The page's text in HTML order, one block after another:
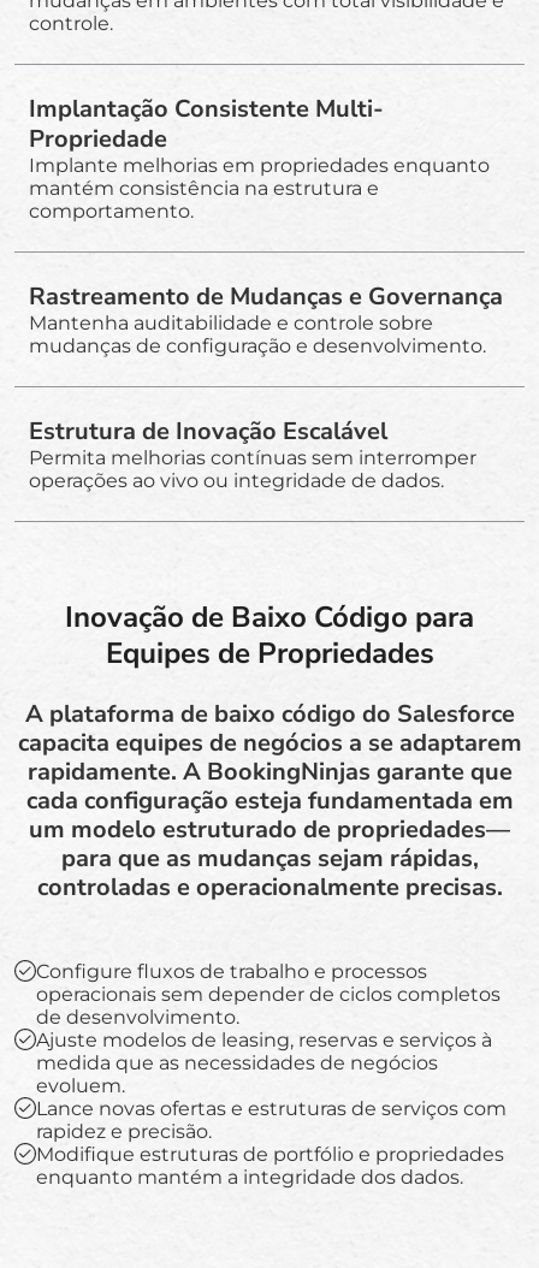
controle.
Implantação Consistente Multi-
Propriedade
Implante melhorias em propriedades enquanto
mantém consistência na estrutura e
comportamento.
Rastreamento de Mudanças e Governança
Mantenha auditabilidade e controle sobre
mudanças de configuração e desenvolvimento.
Estrutura de Inovação Escalável
Permita melhorias contínuas sem interromper
operações ao vivo ou integridade de dados.
Inovação de Baixo Código para
Equipes de Propriedades
A plataforma de baixo código do Salesforce
capacita equipes de negócios a se adaptarem
rapidamente. A BookingNinjas garante que
cada configuração esteja fundamentada em
um modelo estruturado de propriedades—
para que as mudanças sejam rápidas,
controladas e operacionalmente precisas.
Configure fluxos de trabalho e processos
operacionais sem depender de ciclos completos
de desenvolvimento.
Ajuste modelos de leasing, reservas e serviços à
medida que as necessidades de negócios
evoluem.
Lance novas ofertas e estruturas de serviços com
rapidez e precisão.
Modifique estruturas de portfólio e propriedades
enquanto mantém a integridade dos dados.